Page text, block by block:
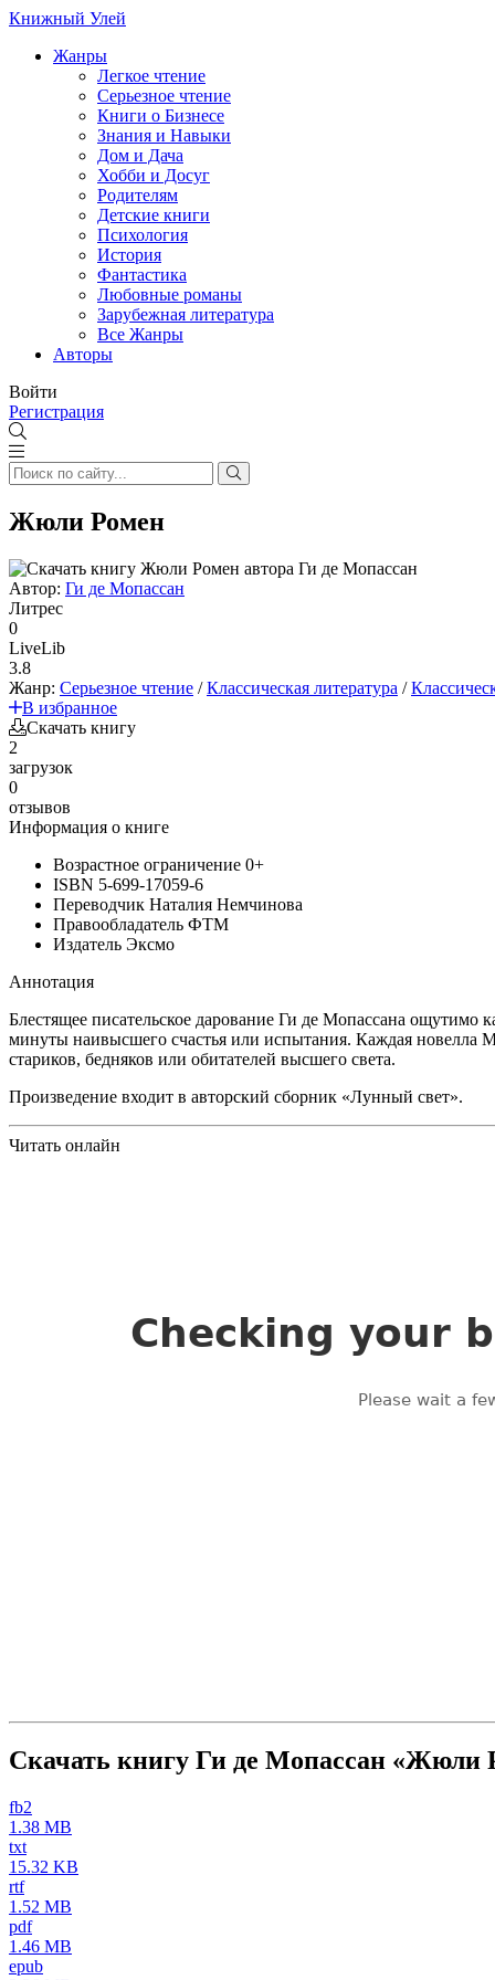
Книжный Улей
Жанры
Легкое чтение
Серьезное чтение
Книги о Бизнесе
Знания и Навыки
Дом и Дача
Хобби и Досуг
Родителям
Детские книги
Психология
История
Фантастика
Любовные романы
Зарубежная литература
Все Жанры
Авторы
Войти
Регистрация
Жюли Ромен
Автор: Ги де Мопассан
Литрес
0
LiveLib
3.8
Жанр: Серьезное чтение /Классическая литература /
В избранное
Скачать книгу
2
загрузок
0
отзывов
Информация о книге
Возрастное ограничение 0+
ISBN 5-699-17059-6
Переводчик Наталия Немчинова
Правообладатель ФТМ
Издатель Эксмо
Аннотация
Блестящее писательское дарование Ги де Мопассана
минуты наивысшего счастья или испытания. Каждая новелла
стариков, бедняков или обитателей высшего света.
Произведение входит в авторский сборник «Лунный свет».
Читать онлайн
Скачать книгу Ги де Мопассан «Жюли
fb2
1.38 MB
txt
15.32 KB
rtf
1.52 MB
pdf
1.46 MB
epub